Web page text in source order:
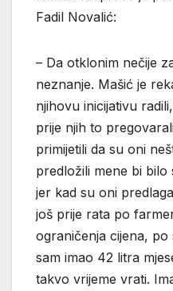
Fadil Novalić:
– Da otklonim nečije
neznanje. Mašić je
njihovu inicijativu
prije njih to
primijetili da su oni
predložili mene bi
jer kad su oni
još prije rata po
ograničenja cijena,
sam imao 42 litra
takvo vrijeme vrati.